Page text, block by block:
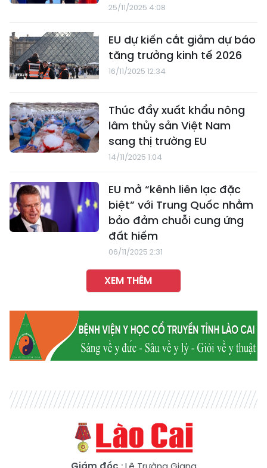
25/11/2025 4:08
EU dự kiến cắt giảm dự báo
tăng trưởng kinh tế 2026
16/11/2025 12:34
Thúc đẩy xuất khẩu nông
lâm thủy sản Việt Nam
sang thị trường EU
14/11/2025 1:04
EU mở “kênh liên lạc đặc
biệt” với Trung Quốc nhằm
bảo đảm chuỗi cung ứng
đất hiếm
06/11/2025 2:31
XEM THÊM